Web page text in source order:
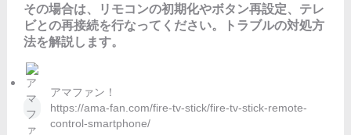
その場合は、リモコンの初期化やボタン再設定、テレ
ビとの再接続を行なってください。トラブルの対処方
法を解説します。
アマファン！
https://ama-fan.com/fire-tv-stick/fire-tv-stick-remote-
control-smartphone/